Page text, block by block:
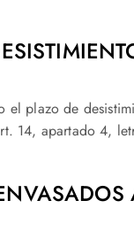
plazo de
14, apartado 4,